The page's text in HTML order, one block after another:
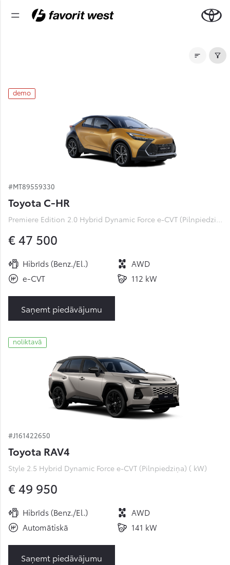
demo
#MT89559330
Toyota C-HR
Premiere Edition 2.0 Hybrid Dynamic Force e-CVT (Pilnpiedziņa) (112 kW)
€ 47 500
Hibrīds (Benz./El.)
AWD
e-CVT
112 kW
Saņemt piedāvājumu
noliktavā
#J161422650
Toyota RAV4
Style 2.5 Hybrid Dynamic Force e-CVT (Pilnpiedziņa) ( kW)
€ 49 950
Hibrīds (Benz./El.)
AWD
Automātiskā
141 kW
Saņemt piedāvājumu